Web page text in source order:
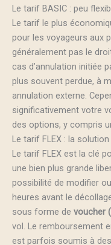
Le tarif BASIC : peu
Le tarif le plus
pour les voyageurs aux
généralement pas le
cas d’annulation initiée
plus souvent perdue, à
annulation externe.
significativement votre
des options, y compris
Le tarif FLEX : la
Le tarif FLEX est la clé
une bien plus grande
possibilité de modifier
heures avant le
sous forme de voucher
vol. Le remboursement
est parfois soumis à